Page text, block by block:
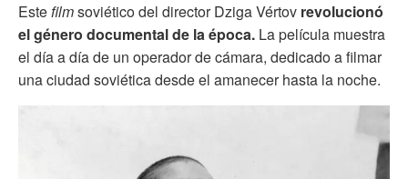
Estefilmsoviético del director Dziga Vértov revolucionó
el género documental de la época. La película muestra
el día a día de un operador de cámara, dedicado a filmar
una ciudad soviética desde el amanecer hasta la noche.